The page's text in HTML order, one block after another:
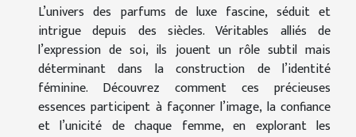
L’univers des parfums de luxe fascine, séduit et
intrigue depuis des siècles. Véritables alliés de
l’expression de soi, ils jouent un rôle subtil mais
déterminant dans la construction de l’identité
féminine. Découvrez comment ces précieuses
essences participent à façonner l’image, la confiance
et l’unicité de chaque femme, en explorant les